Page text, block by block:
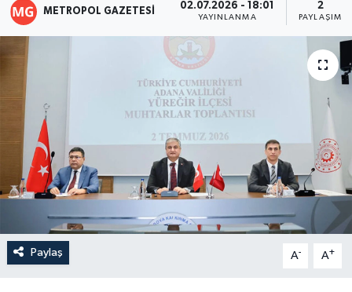
METROPOL GAZETESI 02.07.2026 - 18:01
YAYINLANMA
2
PAYLAŞIM
Paylaş A- A+